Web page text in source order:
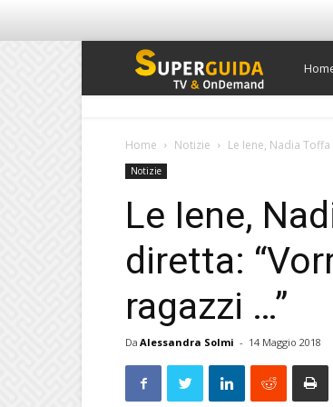
Super
Home Notizie Le Iene, Nadia
Notizie
Le Iene,
diretta:
ragazzi …”
Da Alessandra Solmi - 14 Maggio 2018